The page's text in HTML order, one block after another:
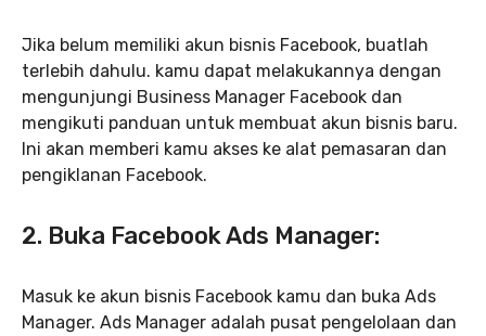
Jika belum memiliki akun bisnis Facebook, buatlah
terlebih dahulu. kamu dapat melakukannya dengan
mengunjungi Business Manager Facebook dan
mengikuti panduan untuk membuat akun bisnis baru.
Ini akan memberi kamu akses ke alat pemasaran dan
pengiklanan Facebook.
2. Buka Facebook Ads Manager:
Masuk ke akun bisnis Facebook kamu dan buka Ads
Manager. Ads Manager adalah pusat pengelolaan dan